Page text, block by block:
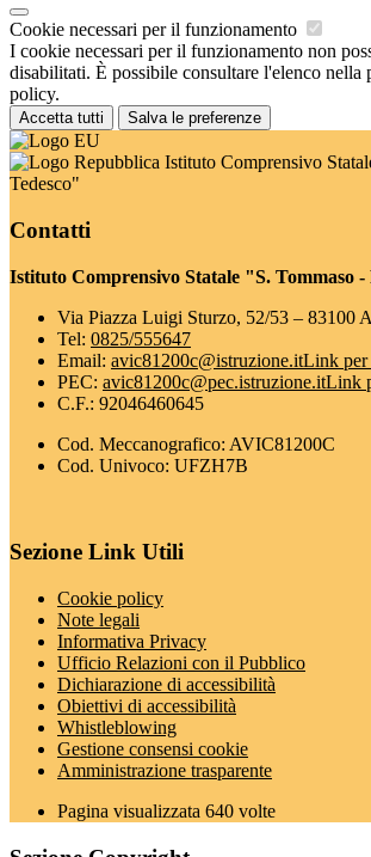
Cookie necessari per il funzionamento
I cookie necessari per il funzionamento non
disabilitati. È possibile consultare l'elenco nella
policy.
Accetta tutti Salva le preferenze
Istituto Comprensivo
Tedesco"
Contatti
Istituto Comprensivo Statale "S. Tommaso -
Via Piazza Luigi Sturzo, 52/53 – 83100
Tel: 0825/555647
Email: avic81200c@istruzione.itLink per
PEC: avic81200c@pec.istruzione.itLink
C.F.: 92046460645
Cod. Meccanografico: AVIC81200C
Cod. Univoco: UFZH7B
Sezione Link Utili
Cookie policy
Note legali
Informativa Privacy
Ufficio Relazioni con il Pubblico
Dichiarazione di accessibilità
Obiettivi di accessibilità
Whistleblowing
Gestione consensi cookie
Amministrazione trasparente
Pagina visualizzata 640 volte